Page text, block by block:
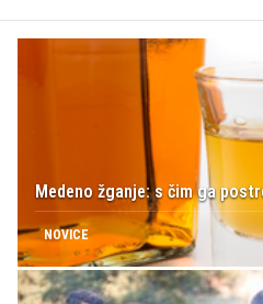
Medeno žganje: s čim ga
NOVICE